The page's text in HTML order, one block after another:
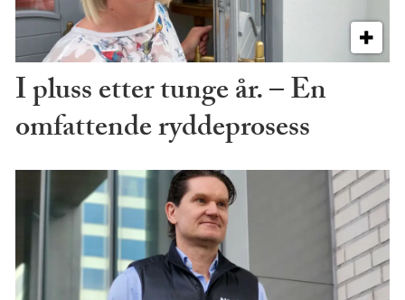
I pluss etter tunge år. – En
omfattende ryddeprosess